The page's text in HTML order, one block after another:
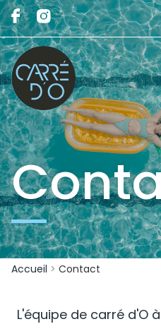
Accueil > Contact
L'équipe de carré d'O